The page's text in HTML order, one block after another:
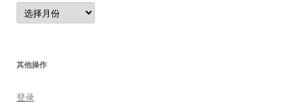
归
档
其他操作
登录